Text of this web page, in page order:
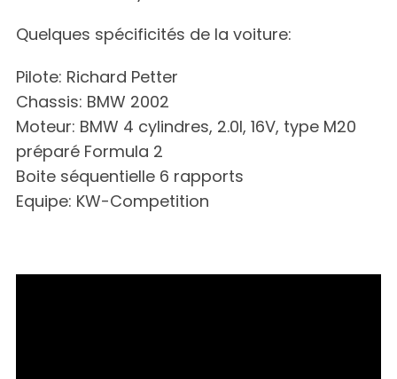
Quelques spécificités de la voiture:
Pilote: Richard Petter
Chassis: BMW 2002
Moteur: BMW 4 cylindres, 2.0l, 16V, type M20
préparé Formula 2
Boite séquentielle 6 rapports
Equipe: KW-Competition